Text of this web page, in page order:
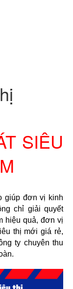
SIÊU
giúp đơn vị kinh
chỉ giải quyết
hiệu quả, đơn vị
thị mới giá rẻ,
ty chuyên thu